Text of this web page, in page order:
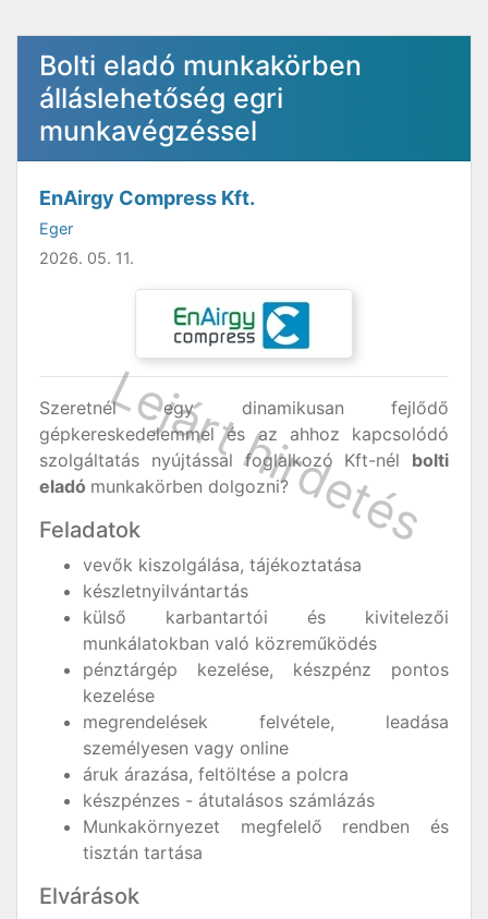
Bolti eladó munkakörben
álláslehetőség egri
munkavégzéssel
EnAirgy Compress Kft.
Eger
2026. 05. 11.
Szeretnél egy dinamikusan fejlődő
gépkereskedelemmel és az ahhoz kapcsolódó
szolgáltatás nyújtással foglalkozó Kft-nél bolti
eladó munkakörben dolgozni?
Feladatok
vevők kiszolgálása, tájékoztatása
készletnyilvántartás
külső karbantartói és kivitelezői
munkálatokban való közreműködés
pénztárgép kezelése, készpénz pontos
kezelése
megrendelések felvétele, leadása
személyesen vagy online
áruk árazása, feltöltése a polcra
készpénzes - átutalásos számlázás
Munkakörnyezet megfelelő rendben és
tisztán tartása
Elvárások